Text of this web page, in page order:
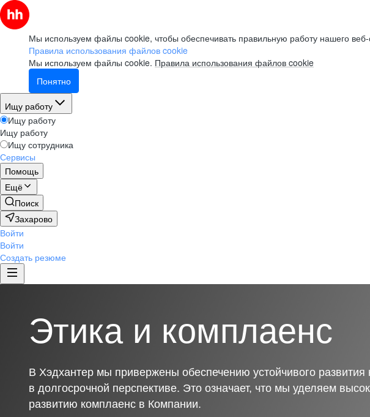
Мы используем файлы cookie, чтобы обеспечивать правильную работу нашего веб-
Правила использования файлов cookie
Мы используем файлы cookie. Правила использования файлов cookie
Понятно
Ищу работу
Ищу работу
Ищу работу
Ищу сотрудника
Сервисы
Помощь
Ещё
Поиск
Захарово
Войти
Войти
Создать резюме
Этика и комплаенс
В Хэдхантер мы привержены обеспечению устойчивого развития
в долгосрочной перспективе. Это означает, что мы уделяем
развитию комплаенс в Компании.